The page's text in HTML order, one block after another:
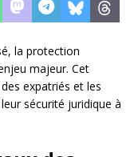
la protection
majeur. Cet
expatriés et les
sécurité juridique à